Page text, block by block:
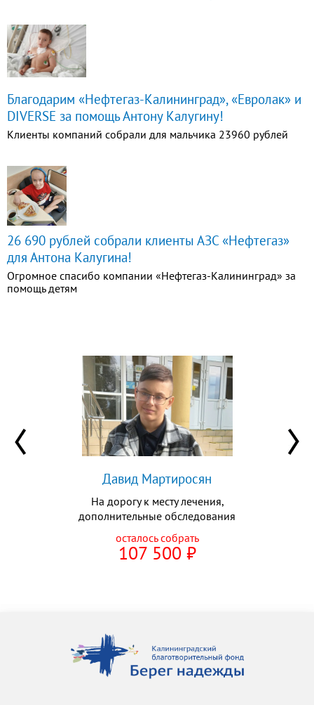
Благодарим «Нефтегаз-Калининград», «Евролак» и
DIVERSE за помощь Антону Калугину!
Клиенты компаний собрали для мальчика 23960 рублей
26 690 рублей собрали клиенты АЗС «Нефтегаз»
для Антона Калугина!
Огромное спасибо компании «Нефтегаз-Калининград» за
помощь детям
Давид Мартиросян
На дорогу к месту лечения,
дополнительные обследования
осталось собрать
107 500 ⃏